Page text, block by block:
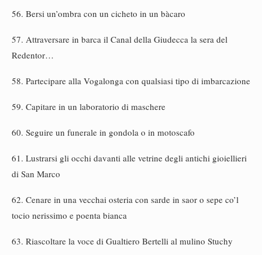
56. Bersi un’ombra con un cicheto in un bàcaro
57. Attraversare in barca il Canal della Giudecca la sera del
Redentor…
58. Partecipare alla Vogalonga con qualsiasi tipo di imbarcazione
59. Capitare in un laboratorio di maschere
60. Seguire un funerale in gondola o in motoscafo
61. Lustrarsi gli occhi davanti alle vetrine degli antichi gioiellieri
di San Marco
62. Cenare in una vecchai osteria con sarde in saor o sepe co’l
tocio nerissimo e poenta bianca
63. Riascoltare la voce di Gualtiero Bertelli al mulino Stuchy